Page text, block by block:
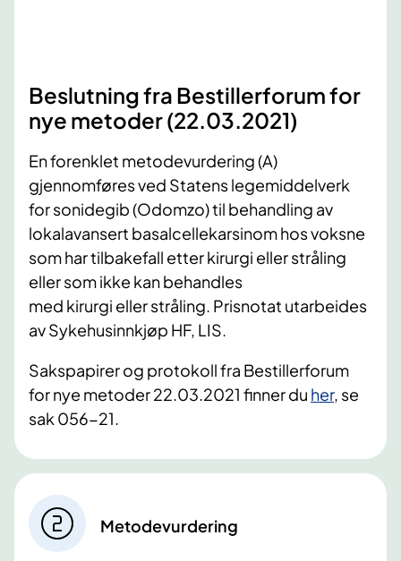
Beslutning fra Bestillerforum for
nye metoder (22.03.2021)
En forenklet metodevurdering (A)
gjennomføres ved Statens legemiddelverk
for sonidegib (Odomzo) til behandling av
lokalavansert basalcellekarsinom hos vo​ksne
som har tilbakefall etter kirurgi eller stråling
eller som ikke kan behandles
med kirurgi eller stråling. Prisnotat utarbeides
av Sykehusinnkjøp HF, LIS.
Sakspapirer og protokoll fra Bestillerforum
for nye metoder 22.03.2021 finner du her, se
sak 056-21.​
Metodevurdering